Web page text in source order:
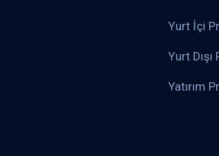
Yurt İçi
Yurt
Yatırım